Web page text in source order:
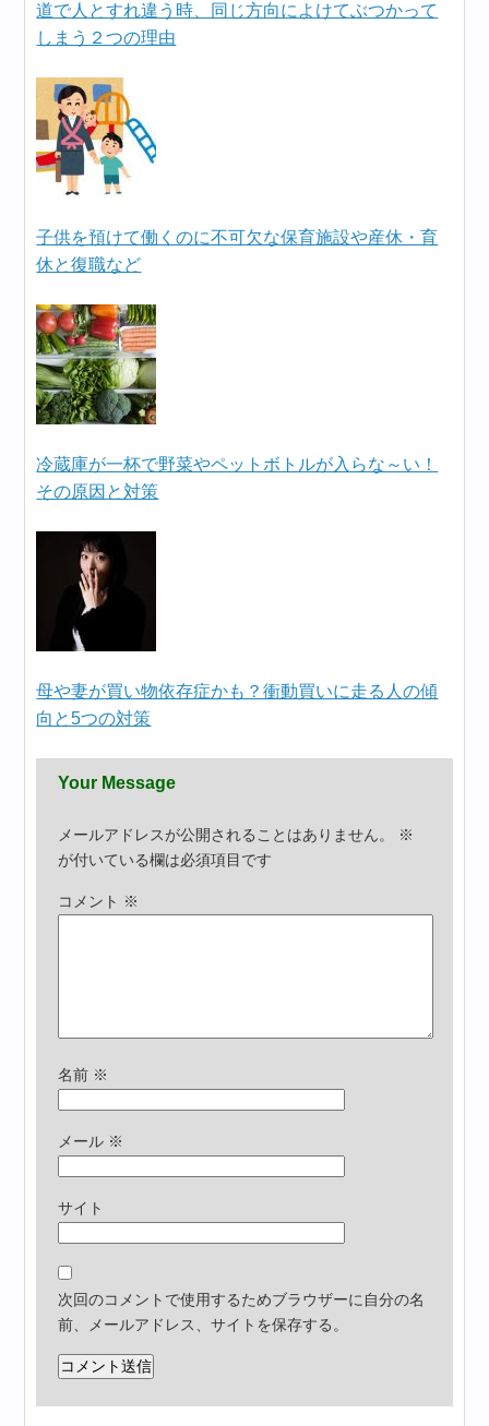
道で人とすれ違う時、同じ方向によけてぶつかって
しまう２つの理由
子供を預けて働くのに不可欠な保育施設や産休・育
休と復職など
冷蔵庫が一杯で野菜やペットボトルが入らな～い！
その原因と対策
母や妻が買い物依存症かも？衝動買いに走る人の傾
向と5つの対策
Your Message
メールアドレスが公開されることはありません。
※
が付いている欄は必須項目です
コメント ※
名前 ※
メール ※
サイト
次回のコメントで使用するためブラウザーに自分の名
前、メールアドレス、サイトを保存する。